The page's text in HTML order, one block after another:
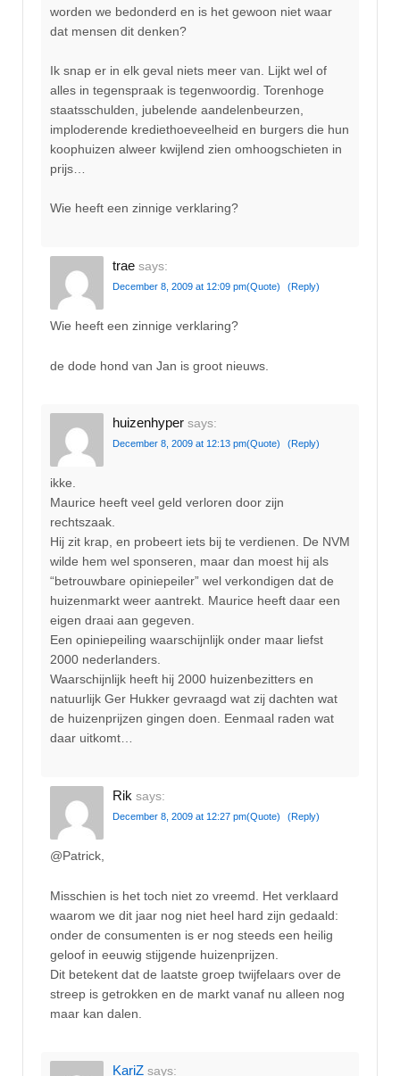
worden we bedonderd en is het gewoon niet waar
dat mensen dit denken?
Ik snap er in elk geval niets meer van. Lijkt wel of
alles in tegenspraak is tegenwoordig. Torenhoge
staatsschulden, jubelende aandelenbeurzen,
imploderende krediethoeveelheid en burgers die hun
koophuizen alweer kwijlend zien omhoogschieten in
prijs…
Wie heeft een zinnige verklaring?
trae says:
December 8, 2009 at 12:09 pm(Quote) (Reply)
Wie heeft een zinnige verklaring?
de dode hond van Jan is groot nieuws.
huizenhyper says:
December 8, 2009 at 12:13 pm(Quote) (Reply)
ikke.
Maurice heeft veel geld verloren door zijn
rechtszaak.
Hij zit krap, en probeert iets bij te verdienen. De NVM
wilde hem wel sponseren, maar dan moest hij als
“betrouwbare opiniepeiler” wel verkondigen dat de
huizenmarkt weer aantrekt. Maurice heeft daar een
eigen draai aan gegeven.
Een opiniepeiling waarschijnlijk onder maar liefst
2000 nederlanders.
Waarschijnlijk heeft hij 2000 huizenbezitters en
natuurlijk Ger Hukker gevraagd wat zij dachten wat
de huizenprijzen gingen doen. Eenmaal raden wat
daar uitkomt…
Rik says:
December 8, 2009 at 12:27 pm(Quote) (Reply)
@Patrick,
Misschien is het toch niet zo vreemd. Het verklaard
waarom we dit jaar nog niet heel hard zijn gedaald:
onder de consumenten is er nog steeds een heilig
geloof in eeuwig stijgende huizenprijzen.
Dit betekent dat de laatste groep twijfelaars over de
streep is getrokken en de markt vanaf nu alleen nog
maar kan dalen.
KariZ says: